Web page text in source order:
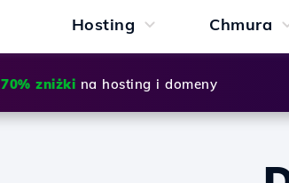
Hosting Chmura
70% zniżki na hosting i domeny